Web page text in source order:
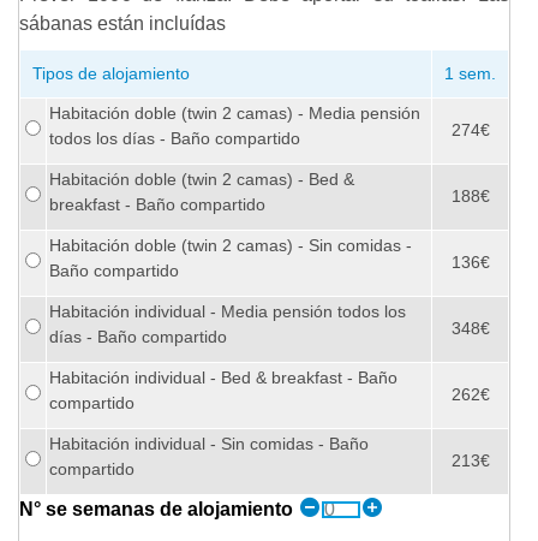
sábanas están incluídas
Tipos de alojamiento 1 sem.
Habitación doble (twin 2 camas) - Media pensión
todos los días - Baño compartido
274€
Habitación doble (twin 2 camas) - Bed &
breakfast - Baño compartido
188€
Habitación doble (twin 2 camas) - Sin comidas -
Baño compartido
136€
Habitación individual - Media pensión todos los
días - Baño compartido
348€
Habitación individual - Bed & breakfast - Baño
compartido
262€
Habitación individual - Sin comidas - Baño
compartido
213€
N° se semanas de alojamiento